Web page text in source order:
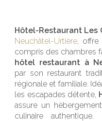
Hôtel-Restaurant Les
Neuchâtel-Urtière, offre
compris des chambres
hôtel restaurant à
par son restaurant
régionale et familiale.
les escapades détente,
assure un
culinaire